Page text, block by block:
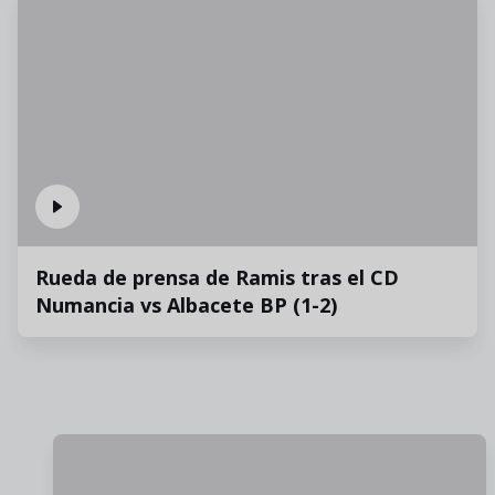
Rueda de prensa de Ramis tras el CD
Numancia vs Albacete BP (1-2)